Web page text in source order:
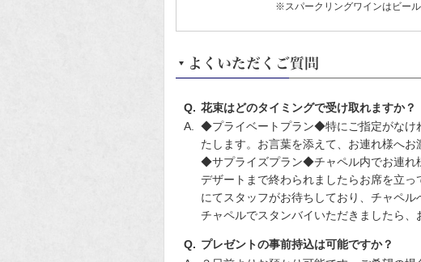
※スパークリングワインはビー
花束はどのタイミングで受け取れますか？
◆プライベートプラン◆特にご指定がなけ
たします。お言葉を添えて、お連れ様へお
◆サプライズプラン◆チャペル内でお連れ
デザートまで終わられましたらお席を立
にてスタッフがお待ちしており、チャペル
チャペルでスタンバイいただきましたら、
プレゼントの事前持込は可能ですか？